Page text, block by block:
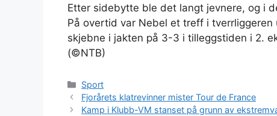
Etter sidebytte ble det langt jevnere, og i
På overtid var Nebel et treff i
skjebne i jakten på 3-3 i tilleggstiden i 2.
(©NTB)
Kategorier
Sport
Fjorårets klatrevinner mister Tour de France
Kamp i Klubb-VM stanset på grunn av